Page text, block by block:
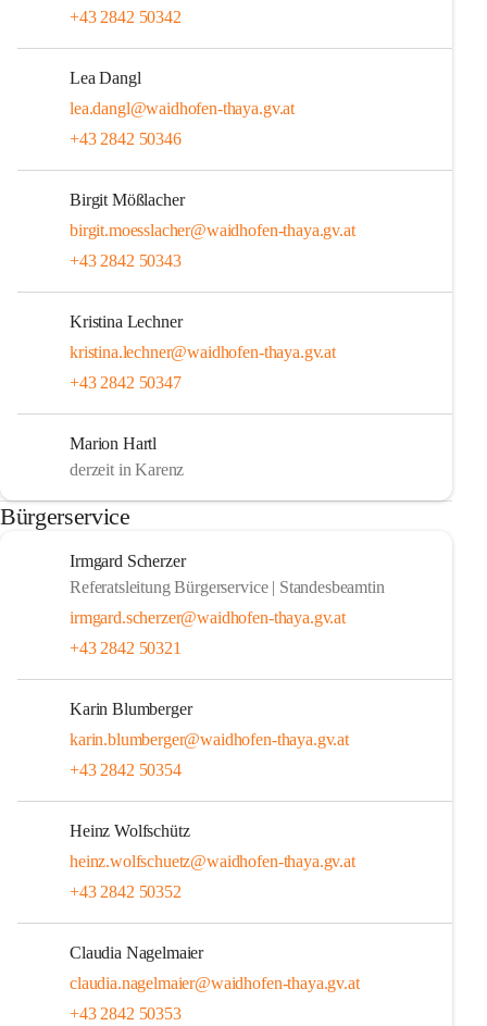
+43 2842 50342
Lea Dangl
lea.dangl@waidhofen-thaya.gv.at
+43 2842 50346
Birgit Mößlacher
birgit.moesslacher@waidhofen-thaya.gv.at
+43 2842 50343
Kristina Lechner
kristina.lechner@waidhofen-thaya.gv.at
+43 2842 50347
Marion Hartl
derzeit in Karenz
Bürgerservice
Irmgard Scherzer
Referatsleitung Bürgerservice | Standesbeamtin
irmgard.scherzer@waidhofen-thaya.gv.at
+43 2842 50321
Karin Blumberger
karin.blumberger@waidhofen-thaya.gv.at
+43 2842 50354
Heinz Wolfschütz
heinz.wolfschuetz@waidhofen-thaya.gv.at
+43 2842 50352
Claudia Nagelmaier
claudia.nagelmaier@waidhofen-thaya.gv.at
+43 2842 50353